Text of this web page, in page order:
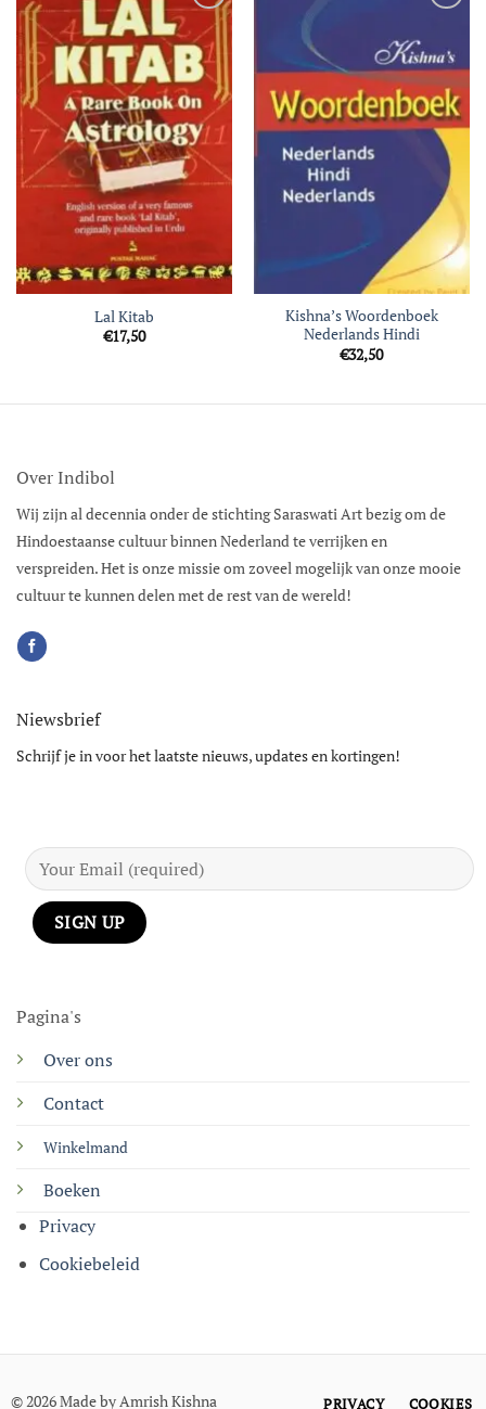
Toevoegen
aan
verlanglijst
Lal Kitab
€17,50
aan
verlanglijst
Kishna’s Woordenboek
Nederlands Hindi
€32,50
Over Indibol
Wij zijn al decennia onder de stichting Saraswati Art bezig om de
Hindoestaanse cultuur binnen Nederland te verrijken en
verspreiden. Het is onze missie om zoveel mogelijk van onze mooie
cultuur te kunnen delen met de rest van de wereld!
Pagina's
Over ons
Contact
Winkelmand
Boeken
Privacy
Cookiebeleid
Niewsbrief
Schrijf je in voor het laatste nieuws, updates en kortingen!
© 2026 Made by Amrish Kishna PRIVACY COOKIES